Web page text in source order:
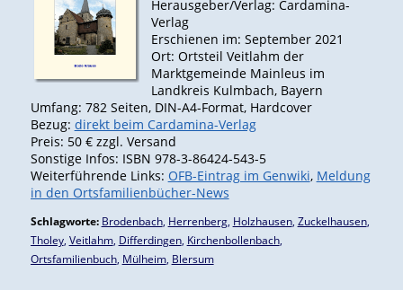
Herausgeber/Verlag: Cardamina-
Verlag
Erschienen im: September 2021
Ort: Ortsteil Veitlahm der
Marktgemeinde Mainleus im
Landkreis Kulmbach, Bayern
Umfang: 782 Seiten, DIN-A4-Format, Hardcover
Bezug: direkt beim Cardamina-Verlag
Preis: 50 € zzgl. Versand
Sonstige Infos: ISBN 978-3-86424-543-5
Weiterführende Links: OFB-Eintrag im Genwiki, Meldung
in den Ortsfamilienbücher-News
Schlagworte: Brodenbach, Herrenberg, Holzhausen, Zuckelhausen,
Tholey, Veitlahm, Differdingen, Kirchenbollenbach,
Ortsfamilienbuch, Mülheim, Blersum